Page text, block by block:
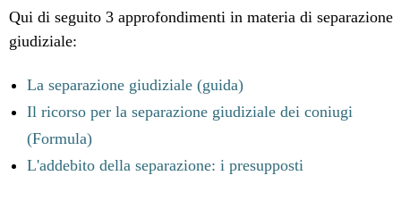
Qui di seguito 3 approfondimenti in materia di separazione
giudiziale:
La separazione giudiziale (guida)
Il ricorso per la separazione giudiziale dei coniugi
(Formula)
L'addebito della separazione: i presupposti